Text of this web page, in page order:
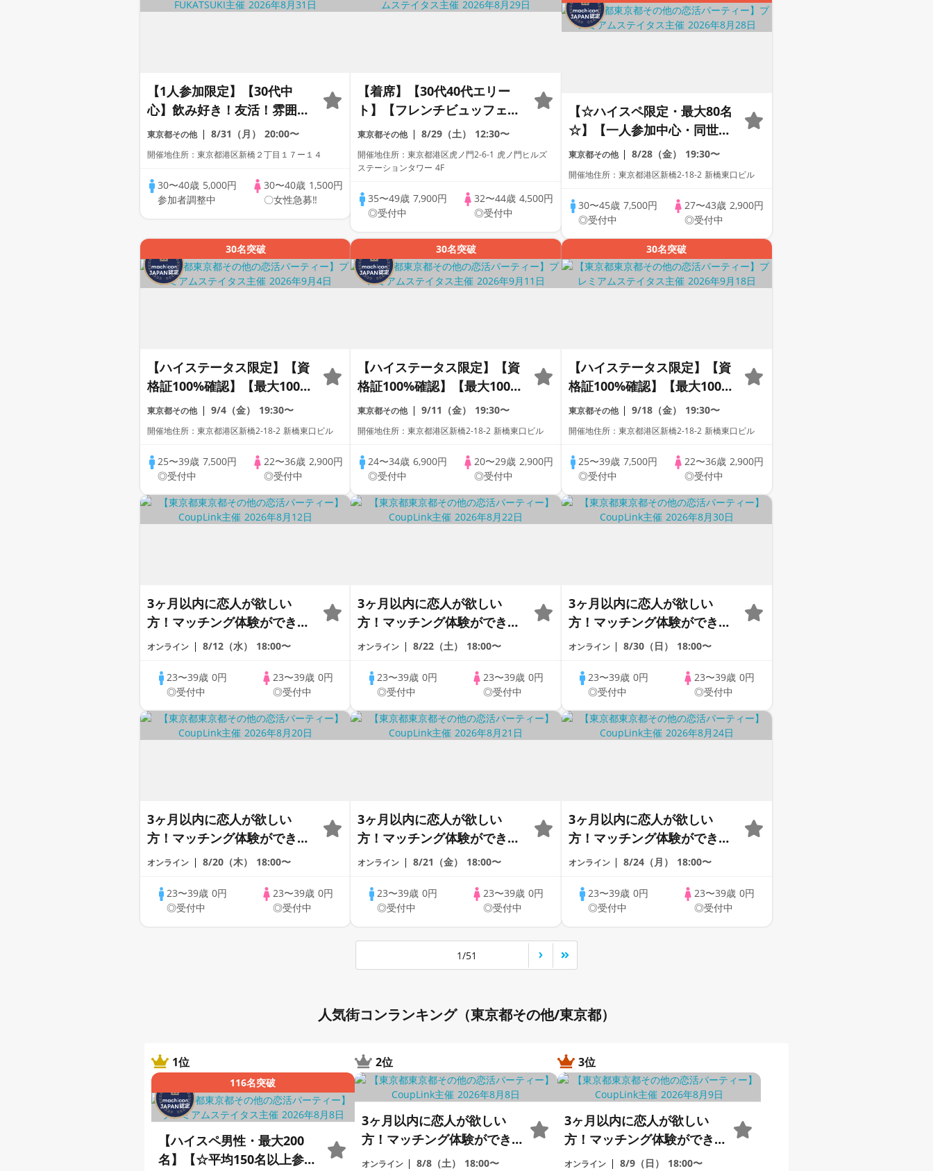
【1人参加限定】【30代中
心】飲み好き！友活！雰囲気
好きでもOK！飲み歩きコン
【女性人気!!】
東京都その他 8/31（月） 20:00〜
開催地住所：東京都港区新橋２丁目１７ー１４
30〜40歳 5,000円
参加者調整中
30〜40歳 1,500円
〇女性急募‼
【着席】【30代40代エリー
ト】【フレンチビュッフェ】
【アルコール2杯付き】【資
格証100%確認保証】
東京都その他 8/29（土） 12:30〜
開催地住所：東京都港区虎ノ門2-6-1 虎ノ門ヒルズ
ステーションタワー 4F
35〜49歳 7,900円
◎受付中
32〜44歳 4,500円
◎受付中
【☆ハイスペ限定・最大80名
☆】【一人参加中心・同世代
コン】【累計110万人突
破！】プレミアムステイタス
東京都その他 8/28（金） 19:30〜
開催地住所：東京都港区新橋2-18-2 新橋東口ビル
30〜45歳7,500円
◎受付中
27〜43歳2,900円
◎受付中
30名突破
【ハイステータス限定】【資
格証100%確認】【最大100
名】【アルコール飲み放題】
【累計110万人動員】プレミ
東京都その他 9/4（金） 19:30〜
開催地住所：東京都港区新橋2-18-2 新橋東口ビル
25〜39歳 7,500円
◎受付中
22〜36歳 2,900円
◎受付中
30名突破
【ハイステータス限定】【資
格証100%確認】【最大100
名】【アルコール飲み放題】
【累計110万人動員】プレミ
東京都その他 9/11（金） 19:30〜
開催地住所：東京都港区新橋2-18-2 新橋東口ビル
24〜34歳 6,900円
◎受付中
20〜29歳 2,900円
◎受付中
30名突破
【ハイステータス限定】【資
格証100%確認】【最大100
名】【アルコール飲み放題】
【累計110万人動員】プレミ
東京都その他 9/18（金） 19:30〜
開催地住所：東京都港区新橋2-18-2 新橋東口ビル
25〜39歳7,500円
◎受付中
22〜36歳2,900円
◎受付中
3ヶ月以内に恋人が欲しい
方！マッチング体験ができる
1dayCoupLink♪【恋活】
オンライン 8/12（水） 18:00〜
23〜39歳0円
◎受付中
23〜39歳 0円
◎受付中
3ヶ月以内に恋人が欲しい
方！マッチング体験ができる
1dayCoupLink♪【恋活】
オンライン 8/22（土） 18:00〜
23〜39歳0円
◎受付中
23〜39歳0円
◎受付中
3ヶ月以内に恋人が欲しい
方！マッチング体験ができる
1dayCoupLink♪【恋活】
オンライン 8/30（日） 18:00〜
23〜39歳 0円
◎受付中
23〜39歳 0円
◎受付中
3ヶ月以内に恋人が欲しい
方！マッチング体験ができる
1dayCoupLink♪【恋活】
オンライン 8/20（木） 18:00〜
23〜39歳0円
◎受付中
23〜39歳 0円
◎受付中
3ヶ月以内に恋人が欲しい
方！マッチング体験ができる
1dayCoupLink♪【恋活】
オンライン 8/21（金） 18:00〜
23〜39歳0円
◎受付中
23〜39歳0円
◎受付中
3ヶ月以内に恋人が欲しい
方！マッチング体験ができる
1dayCoupLink♪【恋活】
オンライン 8/24（月） 18:00〜
23〜39歳 0円
◎受付中
23〜39歳 0円
◎受付中
1/51
人気街コンランキング（東京都その他/東京都）
1位
116名突破
【ハイスペ男性・最大200
名】【☆平均150名以上参加
2位
3ヶ月以内に恋人が欲しい
方！マッチング体験ができ
る1dayCoupLink♪【恋活】
オンライン 8/8（土） 18:00〜
3位
3ヶ月以内に恋人が欲しい
方！マッチング体験ができ
る1dayCoupLink♪【恋活】
オンライン 8/9（日） 18:00〜